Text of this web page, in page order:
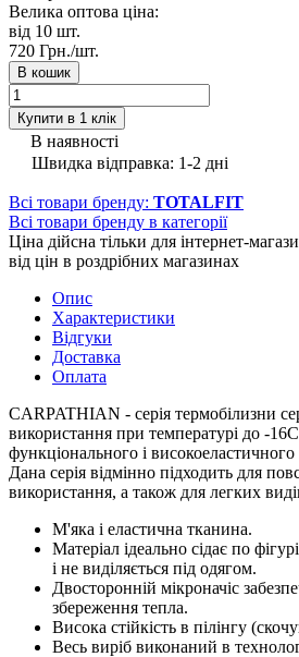
Велика оптова ціна:
від 10 шт.
720 Грн./шт.
В кошик
Купити в 1 клік
В наявності
Швидка відправка: 1-2 дні
Всі товари бренду: TOTALFIT
Всі товари бренду в категорії
Ціна дійсна тільки для інтернет-
від цін в роздрібних магазинах
Опис
Характеристики
Відгуки
Доставка
Оплата
CARPATHIAN - серія термобілизни
використання при температурі до -
функціонального і
Дана серія відмінно підходить для
використання, а також для легких
М'яка і еластична тканина.
Матеріал ідеально сідає по
і не виділяється під одягом.
Двосторонній мікроначіс
збереження тепла.
Висока стійкість в пілінгу
Весь виріб виконаний в